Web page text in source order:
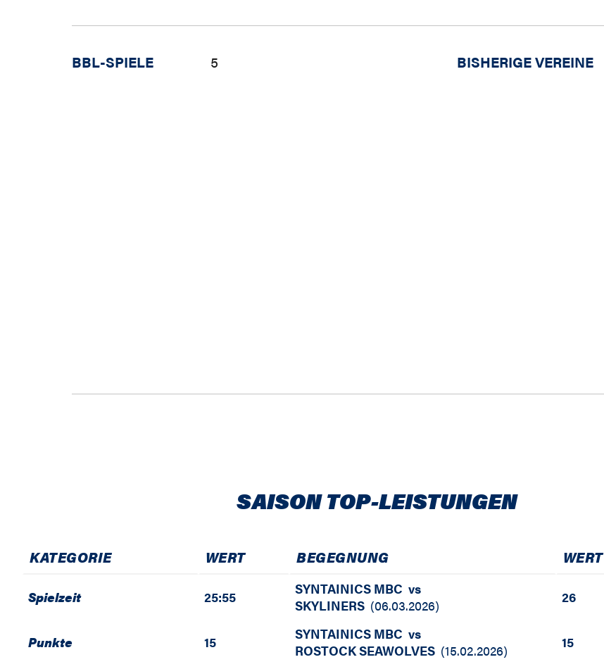
BBL-SPIELE 5 BISHERIGE VEREINE
SAISON TOP-LEISTUNGEN
KATEGORIE WERT BEGEGNUNG WERT
Spielzeit 25:55 SYNTAINICS MBC vs
SKYLINERS (06.03.2026) 26
Punkte 15 SYNTAINICS MBC vs
ROSTOCK SEAWOLVES (15.02.2026) 15